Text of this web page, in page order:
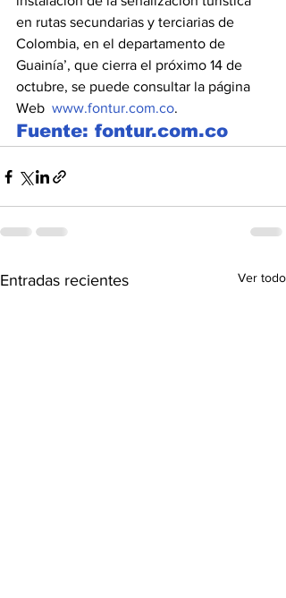
en rutas secundarias y terciarias de
Colombia, en el departamento de
Guainía’, que cierra el próximo 14 de
octubre, se puede consultar la página
Web www.fontur.com.co.
Fuente: fontur.com.co
Entradas recientes Ver todo